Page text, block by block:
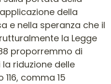
della
e nella speranza che il
la Legge
proporremmo di
riduzione delle
116, comma 15